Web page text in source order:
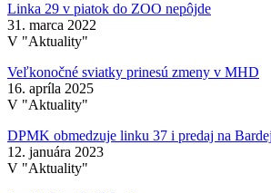
Linka 29 v piatok do ZOO nepôjde
31. marca 2022
V "Aktuality"
Veľkonočné sviatky prinesú zmeny v MHD
16. apríla 2025
V "Aktuality"
DPMK obmedzuje linku 37 i predaj na
12. januára 2023
V "Aktuality"